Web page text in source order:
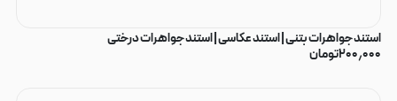
استند جواهرات بتنی | استند عکاسی | استند جواهرات درختی
۲۰۰٫۰۰۰تومان